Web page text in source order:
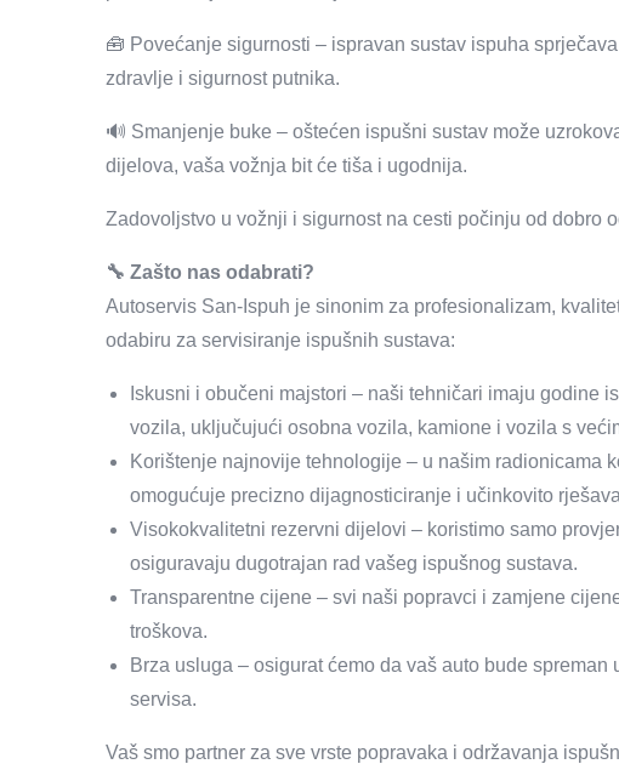
🧰 Povećanje sigurnosti – ispravan sustav ispuha
zdravlje i sigurnost putnika.
🔊 Smanjenje buke – oštećen ispušni sustav može
dijelova, vaša vožnja bit će tiša i ugodnija.
Zadovoljstvo u vožnji i sigurnost na cesti počinju od dobro
🔧 Zašto nas odabrati?
Autoservis San-Ispuh je sinonim za profesionalizam,
odabiru za servisiranje ispušnih sustava:
Iskusni i obučeni majstori – naši tehničari imaju godine
vozila, uključujući osobna vozila, kamione i vozila s
Korištenje najnovije tehnologije – u našim radionicama
omogućuje precizno dijagnosticiranje i učinkovito
Visokokvalitetni rezervni dijelovi – koristimo samo
osiguravaju dugotrajan rad vašeg ispušnog sustava.
Transparentne cijene – svi naši popravci i zamjene
troškova.
Brza usluga – osigurat ćemo da vaš auto bude
servisa.
Vaš smo partner za sve vrste popravaka i održavanja